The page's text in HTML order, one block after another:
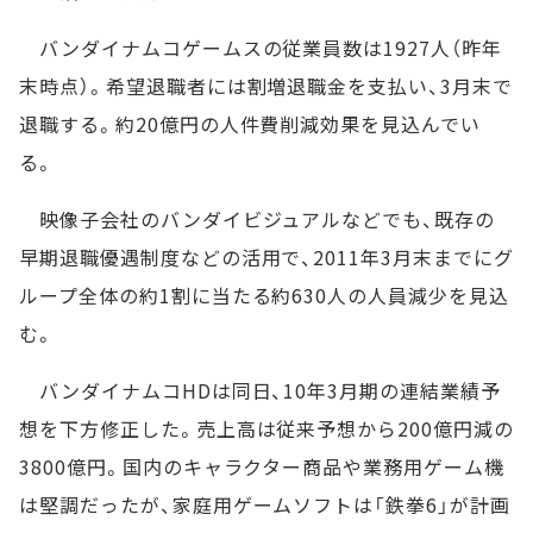
バンダイナムコゲームスの従業員数は1927人（昨年
末時点）。希望退職者には割増退職金を支払い、3月末で
退職する。約20億円の人件費削減効果を見込んでい
る。
映像子会社のバンダイビジュアルなどでも、既存の
早期退職優遇制度などの活用で、2011年3月末までにグ
ループ全体の約1割に当たる約630人の人員減少を見込
む。
バンダイナムコHDは同日、10年3月期の連結業績予
想を下方修正した。売上高は従来予想から200億円減の
3800億円。国内のキャラクター商品や業務用ゲーム機
は堅調だったが、家庭用ゲームソフトは「鉄拳6」が計画